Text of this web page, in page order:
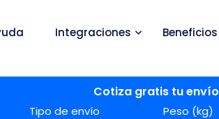
Integraciones Beneficios
Cotiza gratis tu envío
Tipo de envío Peso (kg)